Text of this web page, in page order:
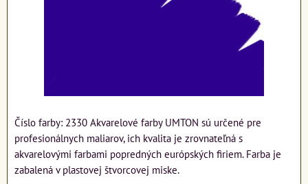
Číslo farby: 2330 Akvarelové farby UMTON sú určené pre
profesionálnych maliarov, ich kvalita je zrovnateľná s
akvarelovými farbami popredných európských firiem. Farba je
zabalená v plastovej štvorcovej miske.